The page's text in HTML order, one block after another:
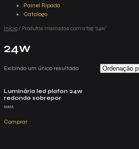
Painel Ripado
Catalogo
Início/ Produtos marcados com a tag “24w”
24w
Exibindo um único resultado
Luminária led plafon 24w
redonda sobrepor
0
de
Comprar